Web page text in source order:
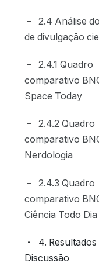
2.4 Análise
de divulgação
2.4.1 Quadro
comparativo
Space Today
2.4.2 Quadro
comparativo
Nerdologia
2.4.3 Quadro
comparativo
Ciência Todo Dia
4. Resultados
Discussão
da Astronomia
luz das
Curricular
pedagógico
científica no
e
abordagem
combinando
texto
de conteúdos
do
habilidades
componente
identificando
temáticas